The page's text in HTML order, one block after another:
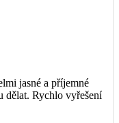
jasné a příjemné
dělat. Rychlo vyřešení